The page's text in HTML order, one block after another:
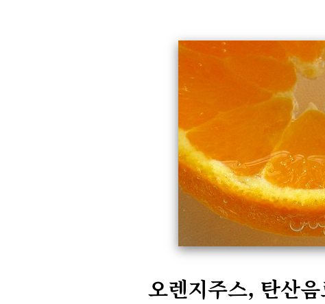
오렌지주스, 탄산